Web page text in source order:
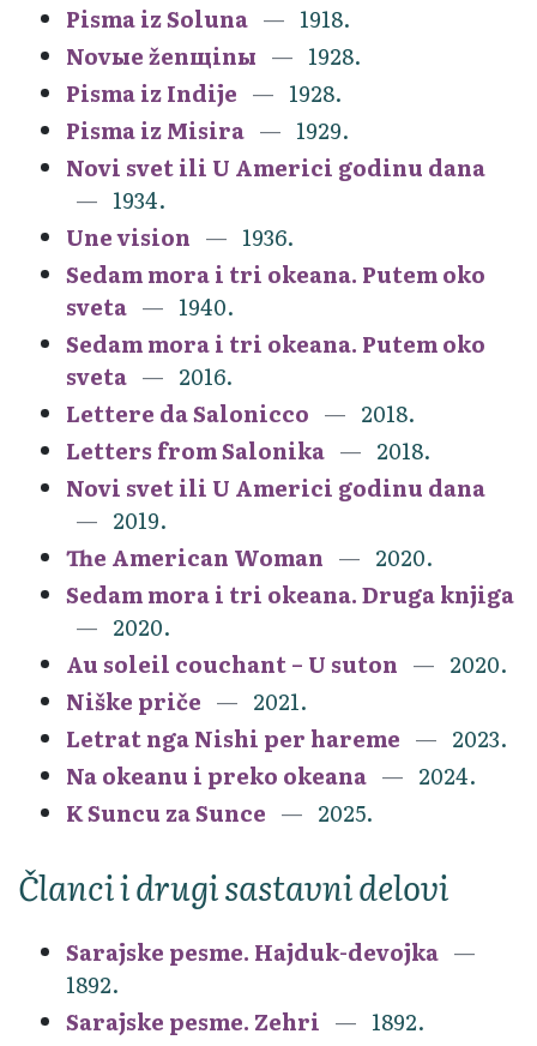
Pisma iz Soluna
1918.
Novыe ženщinы
1928.
Pisma iz Indije
1928.
Pisma iz Misira
1929.
Novi svet ili U Americi godinu dana
1934.
Une vision
1936.
Sedam mora i tri okeana. Putem oko
sveta
1940.
Sedam mora i tri okeana. Putem oko
sveta
2016.
Lettere da Salonicco
2018.
Letters from Salonika
2018.
Novi svet ili U Americi godinu dana
2019.
The American Woman
2020.
Sedam mora i tri okeana. Druga knjiga
2020.
Au soleil couchant – U suton
2020.
Niške priče
2021.
Letrat nga Nishi per hareme
2023.
Na okeanu i preko okeana
2024.
K Suncu za Sunce
2025.
Članci i drugi sastavni delovi
Sarajske pesme. Hajduk-devojka
1892.
Sarajske pesme. Zehri
1892.